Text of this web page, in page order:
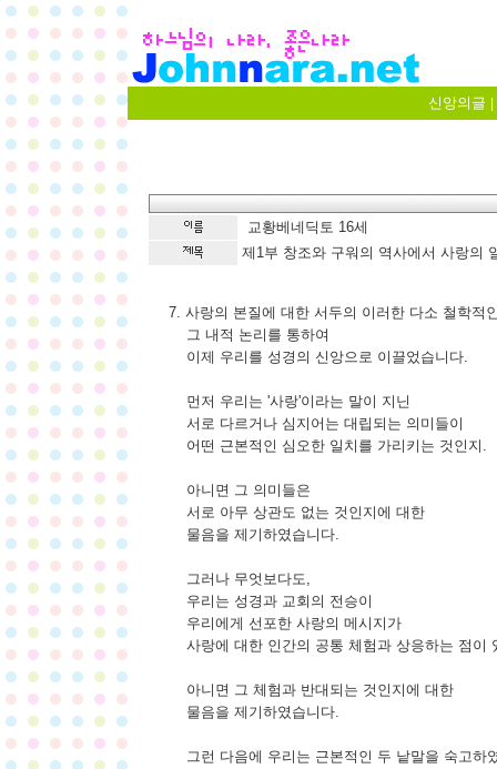
신앙의글
교황베네딕토 16세
제1부 창조와 구워의 역사에서 사랑의
7. 사랑의 본질에 대한 서두의 이러한 다소 철학적
그 내적 논리를 통하여
이제 우리를 성경의 신앙으로 이끌었습니다.
먼저 우리는 '사랑'이라는 말이 지닌
서로 다르거나 심지어는 대립되는 의미들이
어떤 근본적인 심오한 일치를 가리키는 것인지.
아니면 그 의미들은
서로 아무 상관도 없는 것인지에 대한
물음을 제기하였습니다.
그러나 무엇보다도,
우리는 성경과 교회의 전승이
우리에게 선포한 사랑의 메시지가
사랑에 대한 인간의 공통 체험과 상응하는 점이
아니면 그 체험과 반대되는 것인지에 대한
물음을 제기하였습니다.
그런 다음에 우리는 근본적인 두 낱말을 숙고하